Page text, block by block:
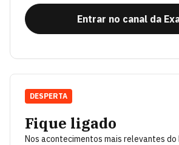
Entrar no canal da
Fique ligado
Nos acontecimentos mais relevantes do
DESPERTA